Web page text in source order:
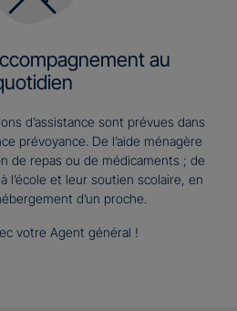
au
d’assistance sont prévues dans
prévoyance. De l’aide ménagère
de repas ou de médicaments ; de
l’école et leur soutien scolaire, en
d’un proche.
votre Agent général !